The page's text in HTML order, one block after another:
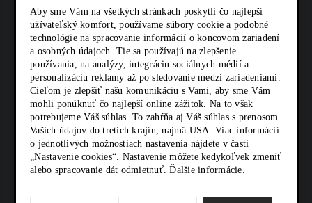
Z SHOP
KONTAKTY
SOCIÁLNE SIETE
Aby sme Vám na všetkých stránkach poskytli čo najlepší
užívateľský komfort, používame súbory cookie a podobné
technológie na spracovanie informácií o koncovom zariadení
a osobných údajoch. Tie sa používajú na zlepšenie
používania, na analýzy, integráciu sociálnych médií a
personalizáciu reklamy až po sledovanie medzi zariadeniami.
Cieľom je zlepšiť našu komunikáciu s Vami, aby sme Vám
mohli ponúknuť čo najlepší online zážitok. Na to však
potrebujeme Váš súhlas. To zahŕňa aj Váš súhlas s prenosom
Vašich údajov do tretích krajín, najmä USA. Viac informácií
o jednotlivých možnostiach nastavenia nájdete v časti
„Nastavenie cookies“. Nastavenie môžete kedykoľvek zmeniť
alebo spracovanie dát odmietnuť.Ďalšie informácie.